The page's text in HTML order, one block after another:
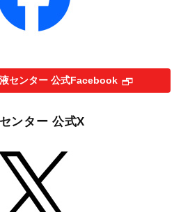
センター 公式Facebook
ンター 公式X